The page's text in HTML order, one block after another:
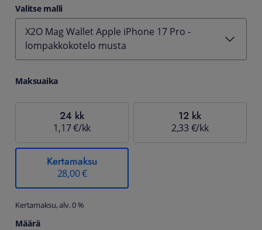
Valitse malli
X2O Mag Wallet Apple iPhone 17 Pro -
lompakkokotelo musta
Maksuaika
24 kk
1,17 €/kk
12 kk
2,33 €/kk
Kertamaksu
28,00 €
Kertamaksu, alv. 0 %
Määrä